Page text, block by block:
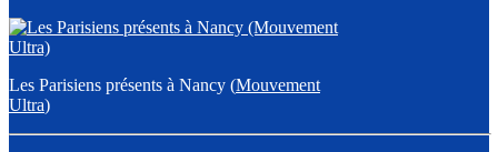
Les Parisiens présents à Nancy (Mouvement
Ultra)